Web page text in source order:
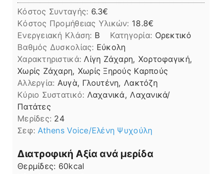
Κόστος Συνταγής: 6.3€
Kόστος Προμήθειας Υλικών: 18.8
Ενεργειακή Κλάση: B Κατηγορία: Ορεκτικό
Βαθμός Δυσκολίας: Εύκολη
Χαρακτηριστικά:Λίγη Ζάχαρη, Χορτοφαγική,
Χωρίς Ζάχαρη, Χωρίς Ξηρούς Καρπούς
Αλλεργία: Αυγὰ, Γλουτένη, Λακτόζη
Kύριο Συστατικό: Λαχανικά, Λαχανικά/
Πατάτες
Μερίδες: 24
Σεφ:Athens Voice/Ελένη Ψυχούλη
Διατροφική Αξία ανά μερίδα
Θερμίδες: 60kcal